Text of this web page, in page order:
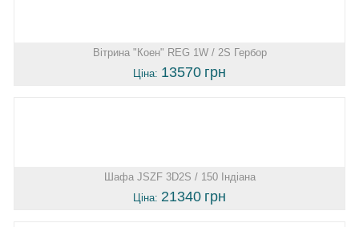
Вітрина "Коен" REG 1W / 2S Гербор
Ціна: 13570 грн
Шафа JSZF 3D2S / 150 Індіана
Ціна: 21340 грн